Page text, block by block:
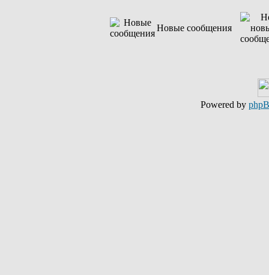
Новые сообщения
Powered by